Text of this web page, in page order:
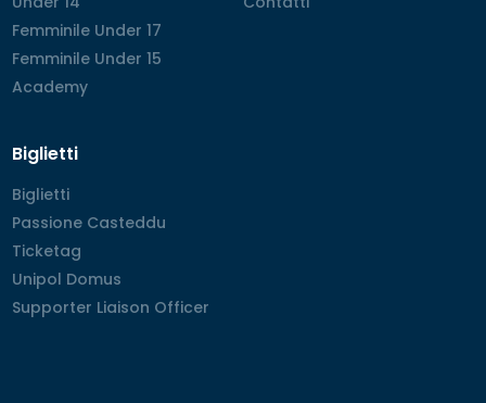
Femminile Under 17
Femminile Under 17
Femminile Under 15
Femminile Under 15
Academy
Academy
Biglietti
Biglietti
Biglietti
Passione Casteddu
Passione Casteddu
Ticketag
Ticketag
Unipol Domus
Unipol Domus
Supporter Liaison Officer
Supporter Liaison Officer